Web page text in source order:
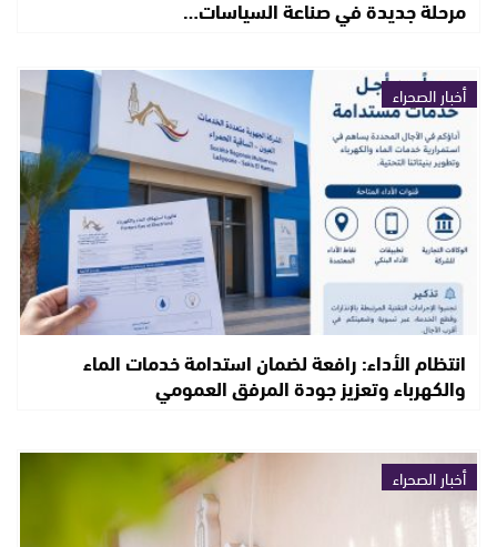
مرحلة جديدة في صناعة السياسات…
أخبار الصحراء
انتظام الأداء: رافعة لضمان استدامة خدمات الماء
والكهرباء وتعزيز جودة المرفق العمومي
أخبار الصحراء